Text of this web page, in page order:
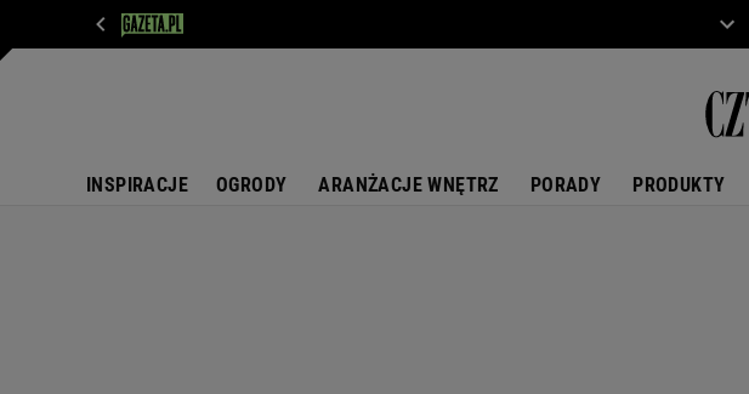
INSPIRACJE OGRODY ARANŻACJE WNĘTRZ PORADY PRODUKTY